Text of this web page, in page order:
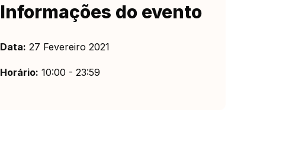
Informações do evento
Data: 27 Fevereiro 2021
Horário: 10:00 - 23:59